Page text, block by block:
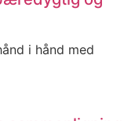
i hånd med